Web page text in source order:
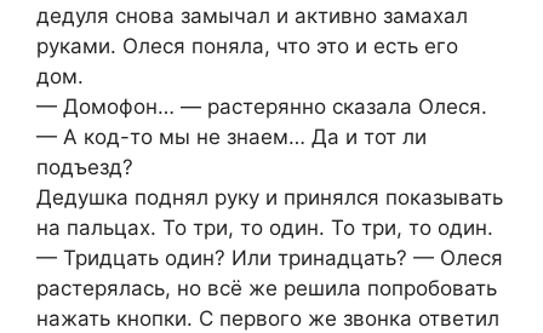
дедуля снова замычал и активно замахал
руками. Олеся поняла, что это и есть его
дом.
— Домофон… — растерянно сказала Олеся.
— А код-то мы не знаем… Да и тот ли
подъезд?
Дедушка поднял руку и принялся показывать
на пальцах. То три, то один. То три, то один.
— Тридцать один? Или тринадцать? — Олеся
растерялась, но всё же решила попробовать
нажать кнопки. С первого же звонка ответил